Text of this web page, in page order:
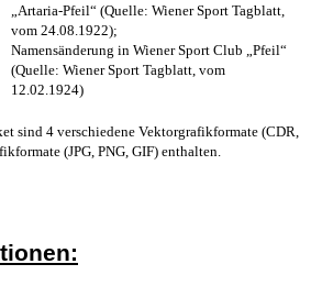
„Artaria-Pfeil“ (Quelle: Wiener Sport Tagblatt,
vom 24.08.1922);
Namensänderung in Wiener Sport Club „Pfeil“
(Quelle: Wiener Sport Tagblatt, vom
12.02.1924)
sind 4 verschiedene Vektorgrafikformate (CDR,
(JPG, PNG, GIF) enthalten.